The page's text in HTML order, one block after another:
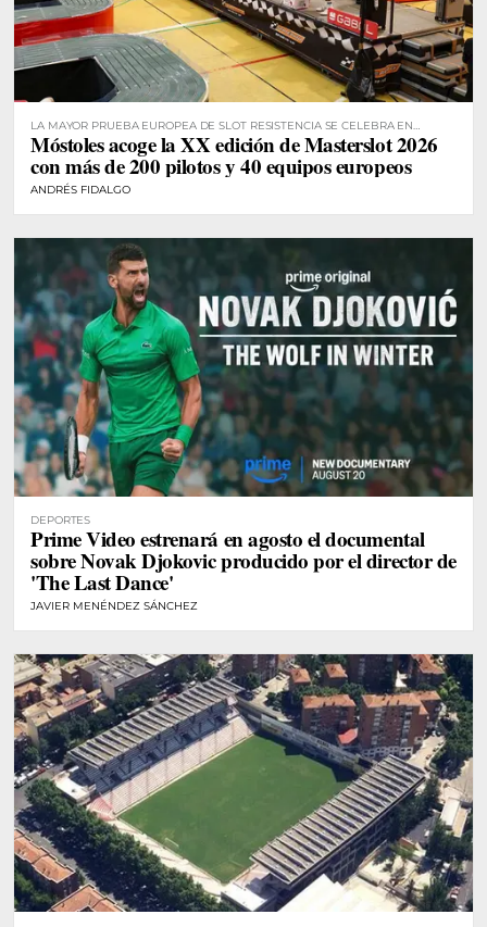
LA MAYOR PRUEBA EUROPEA DE SLOT RESISTENCIA SE CELEBRA EN
MÓSTOLES
Móstoles acoge la XX edición de Masterslot 2026
con más de 200 pilotos y 40 equipos europeos
ANDRÉS FIDALGO
DEPORTES
Prime Video estrenará en agosto el documental
sobre Novak Djokovic producido por el director de
'The Last Dance'
JAVIER MENÉNDEZ SÁNCHEZ